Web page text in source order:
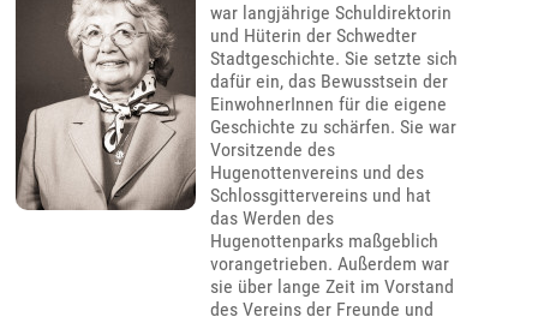
war langjährige Schuldirektorin
und Hüterin der Schwedter
Stadtgeschichte. Sie setzte sich
dafür ein, das Bewusstsein der
EinwohnerInnen für die eigene
Geschichte zu schärfen. Sie war
Vorsitzende des
Hugenottenvereins und des
Schlossgittervereins und hat
das Werden des
Hugenottenparks maßgeblich
vorangetrieben. Außerdem war
sie über lange Zeit im Vorstand
des Vereins der Freunde und